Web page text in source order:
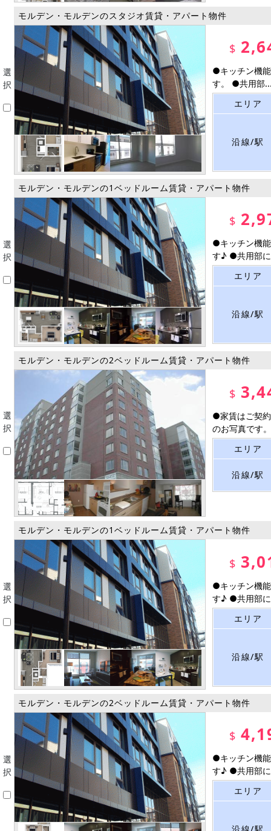
選
択
モルデン・モルデンのスタジオ賃貸・アパート物件
$
●キッチン機
す。 ●共用部
エリア
沿線/駅
選
択
モルデン・モルデンの1ベッドルーム賃貸・アパート物件
$
●キッチン機
す♪ ●共用部
エリア
沿線/駅
選
択
モルデン・モルデンの2ベッドルーム賃貸・アパート物件
$
●家賃はご契
のお写真です
エリア
沿線/駅
選
択
モルデン・モルデンの1ベッドルーム賃貸・アパート物件
$
●キッチン機
す♪ ●共用部
エリア
沿線/駅
選
択
モルデン・モルデンの2ベッドルーム賃貸・アパート物件
$
●キッチン機
す♪ ●共用部
エリア